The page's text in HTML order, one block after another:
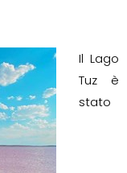
Il Lago
Tuz è
stato